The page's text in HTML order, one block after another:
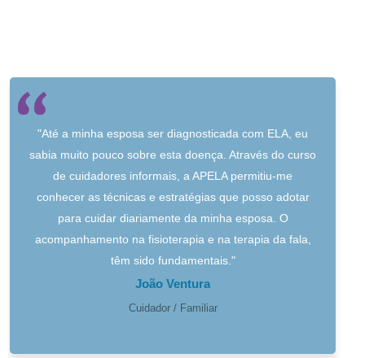
"Até a minha esposa ser diagnosticada com ELA, eu
sabia muito pouco sobre esta doença. Através do curso
de cuidadores informais, a APELA permitiu-me
conhecer as técnicas e estratégias que posso adotar
para cuidar diariamente da minha esposa. O
acompanhamento na fisioterapia e na terapia da fala,
têm sido fundamentais."
João Ventura
Cuidador / Familiar